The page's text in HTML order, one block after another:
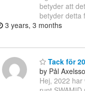
betyder att
betyder detta
3 years, 3 months
Tack för
by Pål
Hej, 2022